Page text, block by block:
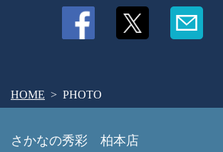
HOME PHOTO
さかなの秀彩 柏本店